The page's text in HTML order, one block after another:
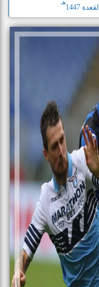
هـ